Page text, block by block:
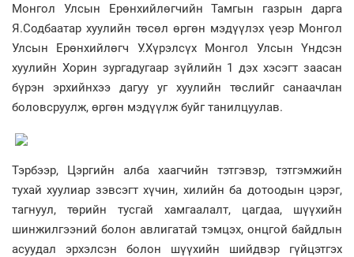
Монгол Улсын Ерөнхийлөгчийн Тамгын газрын дарга
Я.Содбаатар хуулийн төсөл өргөн мэдүүлэх үеэр Монгол
Улсын Ерөнхийлөгч У.Хүрэлсүх Монгол Улсын Үндсэн
хуулийн Хорин зургадугаар зүйлийн 1 дэх хэсэгт заасан
бүрэн эрхийнхээ дагуу уг хуулийн төслийг санаачлан
боловсруулж, өргөн мэдүүлж буйг танилцуулав.
Тэрбээр, Цэргийн алба хаагчийн тэтгэвэр, тэтгэмжийн
тухай хуулиар зэвсэгт хүчин, хилийн ба дотоодын цэрэг,
тагнуул, төрийн тусгай хамгаалалт, цагдаа, шүүхийн
шинжилгээний болон авлигатай тэмцэх, онцгой байдлын
асуудал эрхэлсэн болон шүүхийн шийдвэр гүйцэтгэх